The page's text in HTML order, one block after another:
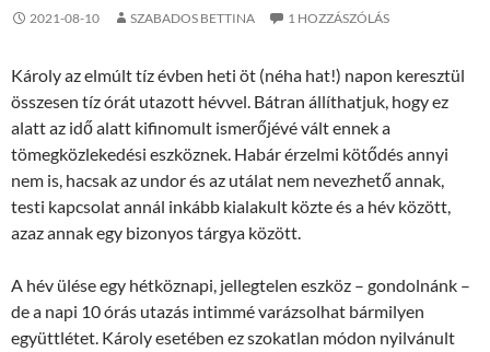
2021-08-10 SZABADOS BETTINA 1 HOZZÁSZÓLÁS
Károly az elmúlt tíz évben heti öt (néha hat!) napon keresztül
összesen tíz órát utazott hévvel. Bátran állíthatjuk, hogy ez
alatt az idő alatt kifinomult ismerőjévé vált ennek a
tömegközlekedési eszköznek. Habár érzelmi kötődés annyi
nem is, hacsak az undor és az utálat nem nevezhető annak,
testi kapcsolat annál inkább kialakult közte és a hév között,
azaz annak egy bizonyos tárgya között.
A hév ülése egy hétköznapi, jellegtelen eszköz – gondolnánk –
de a napi 10 órás utazás intimmé varázsolhat bármilyen
együttlétet. Károly esetében ez szokatlan módon nyilvánult